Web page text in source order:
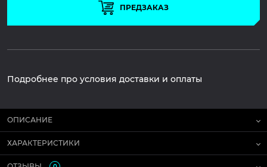
ПРЕДЗАКАЗ
Подробнее про условия доставки и оплаты
ОПИСАНИЕ
ХАРАКТЕРИСТИКИ